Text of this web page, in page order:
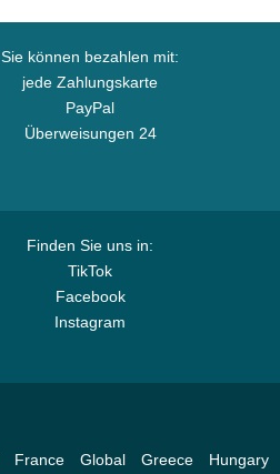
Sie können bezahlen mit:
jede Zahlungskarte
PayPal
Überweisungen 24
Finden Sie uns in:
TikTok
Facebook
Instagram
France Global Greece Hungary